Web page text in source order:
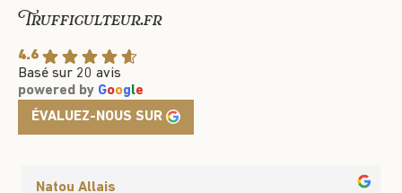
Trufficulteur.fr
4.6
Basé sur 20 avis
powered by Google
ÉVALUEZ-NOUS SUR
Natou Allais